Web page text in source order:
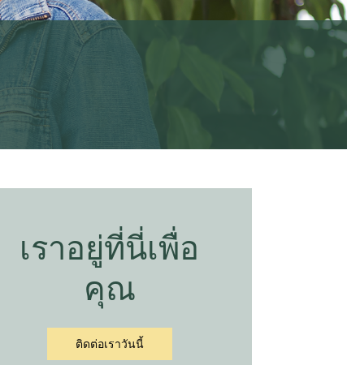
เราอยู่ที่นี่เพื่อ
คุณ
ติดต่อเราวันนี้